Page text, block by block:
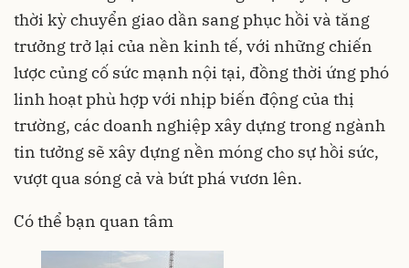
thời kỳ chuyển giao dần sang phục hồi và tăng
trưởng trở lại của nền kinh tế, với những chiến
lược củng cố sức mạnh nội tại, đồng thời ứng phó
linh hoạt phù hợp với nhịp biến động của thị
trường, các doanh nghiệp xây dựng trong ngành
tin tưởng sẽ xây dựng nền móng cho sự hồi sức,
vượt qua sóng cả và bứt phá vươn lên.
Có thể bạn quan tâm